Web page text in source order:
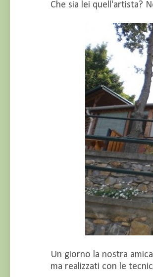
Che sia lei quell'artista?
Un giorno la nostra
ma realizzati con le